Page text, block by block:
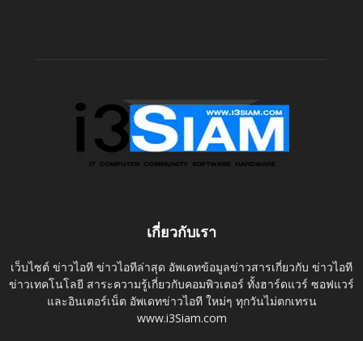
เกี่ยวกับเรา
เว็บไซต์ ข่าวไอที ข่าวไอทีล่าสุด อัพเดทข้อมูลข่าวสารเกี่ยวกับ ข่าวไอที
ข่าวเทคโนโลยี สาระความรู้เกี่ยวกับคอมพิวเตอร์ ทั้งฮาร์ดแวร์ ซอฟแวร์
และอินเตอร์เน็ต อัพเดทข่าวไอที ใหม่ๆ ทุกวันไม่ตกเทรน
www.i3Siam.com